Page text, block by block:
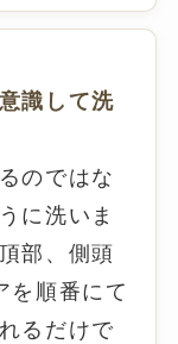
識して洗
のではな
に洗いま
部、側頭
を順番にて
るだけで